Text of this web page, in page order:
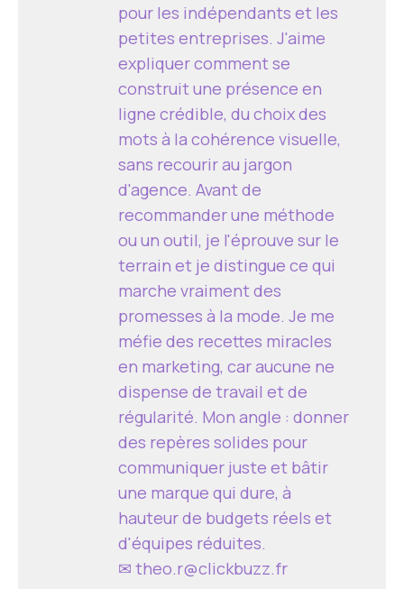
pour les indépendants et les
petites entreprises. J'aime
expliquer comment se
construit une présence en
ligne crédible, du choix des
mots à la cohérence visuelle,
sans recourir au jargon
d'agence. Avant de
recommander une méthode
ou un outil, je l'éprouve sur le
terrain et je distingue ce qui
marche vraiment des
promesses à la mode. Je me
méfie des recettes miracles
en marketing, car aucune ne
dispense de travail et de
régularité. Mon angle : donner
des repères solides pour
communiquer juste et bâtir
une marque qui dure, à
hauteur de budgets réels et
d'équipes réduites.
✉ theo.r@clickbuzz.fr